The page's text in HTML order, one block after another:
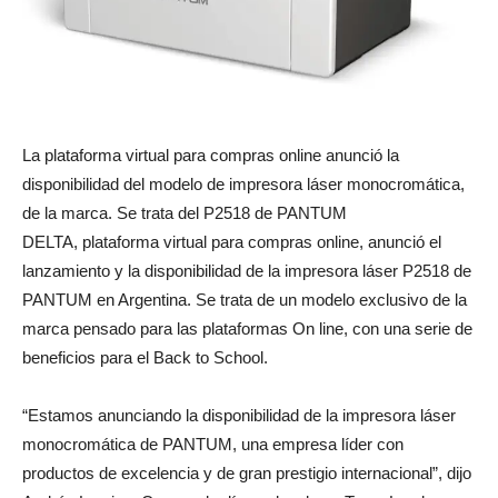
La plataforma virtual para compras online anunció la
disponibilidad del modelo de impresora láser monocromática,
de la marca. Se trata del P2518 de PANTUM
DELTA, plataforma virtual para compras online, anunció el
lanzamiento y la disponibilidad de la impresora láser P2518 de
PANTUM en Argentina. Se trata de un modelo exclusivo de la
marca pensado para las plataformas On line, con una serie de
beneficios para el Back to School.
“Estamos anunciando la disponibilidad de la impresora láser
monocromática de PANTUM, una empresa líder con
productos de excelencia y de gran prestigio internacional”, dijo